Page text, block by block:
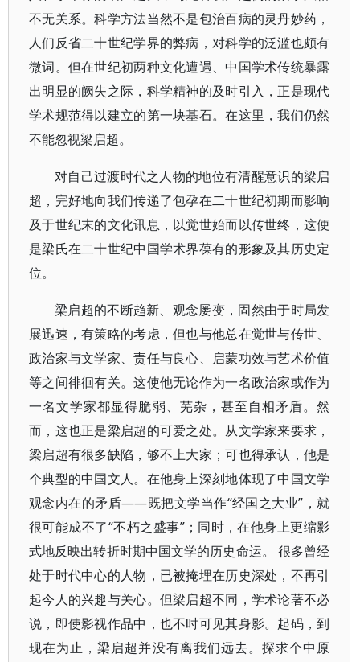
不无关系。科学方法当然不是包治百病的灵丹妙药，
人们反省二十世纪学界的弊病，对科学的泛滥也颇有
微词。但在世纪初两种文化遭遇、中国学术传统暴露
出明显的阙失之际，科学精神的及时引入，正是现代
学术规范得以建立的第一块基石。在这里，我们仍然
不能忽视梁启超。
对自己过渡时代之人物的地位有清醒意识的梁启
超，完好地向我们传递了包孕在二十世纪初期而影响
及于世纪末的文化讯息，以觉世始而以传世终，这便
是梁氏在二十世纪中国学术界葆有的形象及其历史定
位。
梁启超的不断趋新、观念屡变，固然由于时局发
展迅速，有策略的考虑，但也与他总在觉世与传世、
政治家与文学家、责任与良心、启蒙功效与艺术价值
等之间徘徊有关。这使他无论作为一名政治家或作为
一名文学家都显得脆弱、芜杂，甚至自相矛盾。然
而，这也正是梁启超的可爱之处。从文学家来要求，
梁启超有很多缺陷，够不上大家；可也得承认，他是
个典型的中国文人。在他身上深刻地体现了中国文学
观念内在的矛盾——既把文学当作“经国之大业”，就
很可能成不了“不朽之盛事”；同时，在他身上更缩影
式地反映出转折时期中国文学的历史命运。 很多曾经
处于时代中心的人物，已被掩埋在历史深处，不再引
起今人的兴趣与关心。但梁启超不同，学术论著不必
说，即使影视作品中，也不时可见其身影。起码，到
现在为止，梁启超并没有离我们远去。探求个中原